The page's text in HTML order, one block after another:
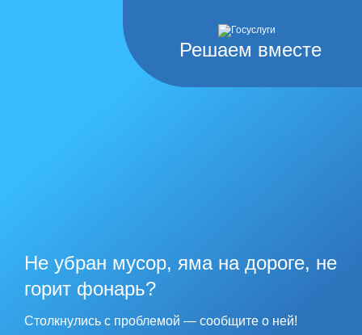
Решаем вместе
Не убран мусор, яма на дороге, не
горит фонарь?
Столкнулись с проблемой — сообщите о ней!